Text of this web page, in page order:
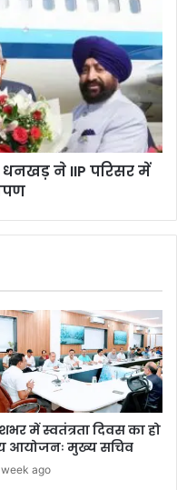
धनखड़ ने IIP परिसर में
में स्वतंत्रता दिवस का हो
आयोजनः मुख्य सचिव
week ago